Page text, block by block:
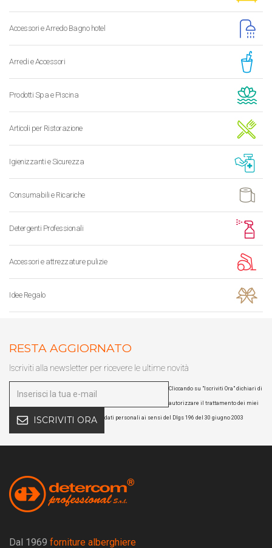
Accessori e Arredo Bagno hotel
Arredi e Accessori
Prodotti Spa e Piscina
Articoli per Ristorazione
Igienizzanti e Sicurezza
Consumabili e Ricariche
Detergenti Professionali
Accessori e attrezzature pulizie
Idee Regalo
RESTA AGGIORNATO
Iscriviti alla newsletter per ricevere le ultime novità
ISCRIVITI ORA
Cliccando su "Iscriviti Ora" dichiari di
autorizzare il trattamento dei miei
dati personali ai sensi del Dlgs 196 del 30 giugno 2003
Dal 1969 forniture alberghiere